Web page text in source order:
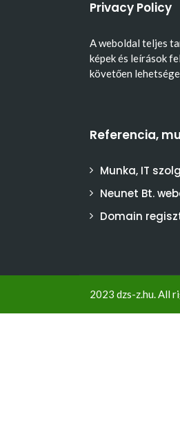
Privacy Policy
A weboldal teljes
képek és leírások
követően
Referencia,
Munka, IT
Neunet Bt.
Domain
2023 dzs-z.hu. All